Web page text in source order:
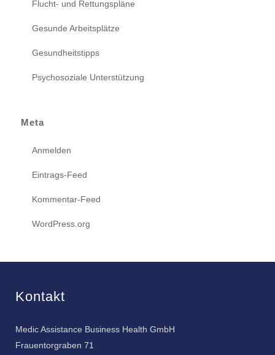
Flucht- und Rettungspläne
Gesunde Arbeitsplätze
Gesundheitstipps
Psychosoziale Unterstützung
Meta
Anmelden
Eintrags-Feed
Kommentar-Feed
WordPress.org
Kontakt
Medic Assistance Business Health GmbH
Frauentorgraben 71